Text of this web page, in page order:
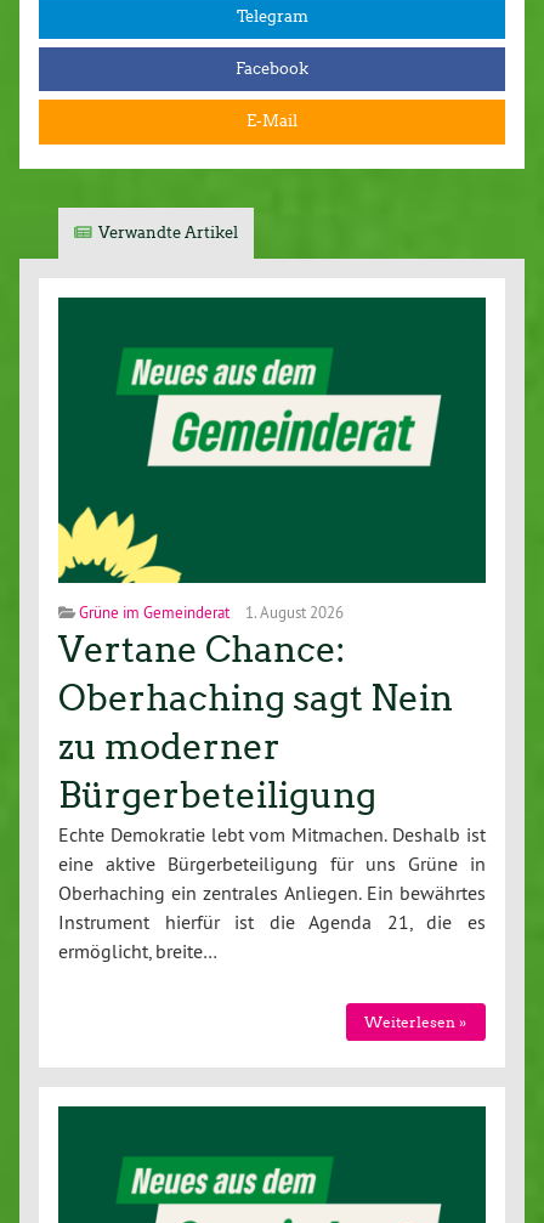
Telegram
Facebook
E-Mail
Verwandte Artikel
Grüne im Gemeinderat 1. August 2026
Vertane Chance:
Oberhaching sagt Nein
zu moderner
Bürgerbeteiligung
Echte Demokratie lebt vom Mitmachen. Deshalb ist
eine aktive Bürgerbeteiligung für uns Grüne in
Oberhaching ein zentrales Anliegen. Ein bewährtes
Instrument hierfür ist die Agenda 21, die es
ermöglicht, breite…
Weiterlesen »